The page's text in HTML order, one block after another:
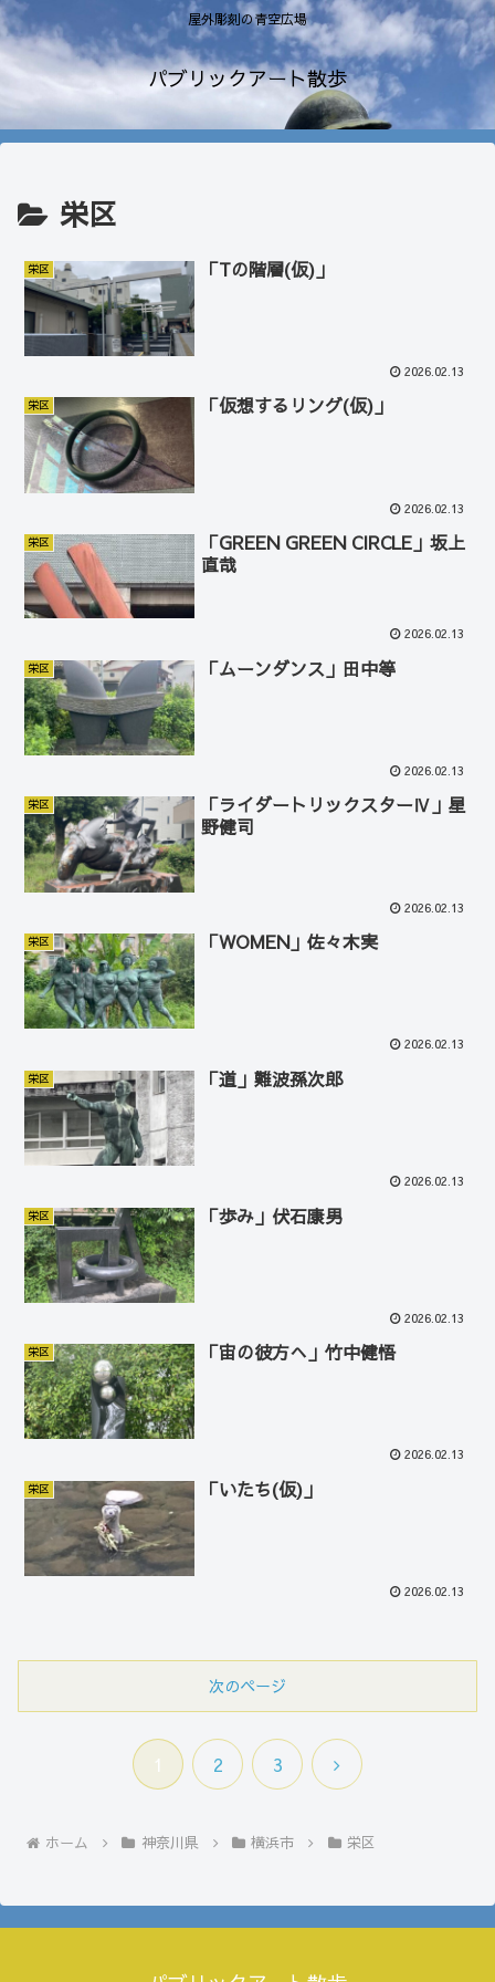
屋外彫刻の青空広場
パブリックアート散歩
栄区
栄区 「Tの階層(仮)」
2026.02.13
栄区 「仮想するリング(仮)」
2026.02.13
栄区
「GREEN GREEN CIRCLE」坂上
直哉
2026.02.13
栄区 「ムーンダンス」田中等
2026.02.13
栄区
「ライダートリックスターⅣ」星
野健司
2026.02.13
栄区 「WOMEN」佐々木実
2026.02.13
栄区 「道」難波孫次郎
2026.02.13
栄区 「歩み」伏石康男
2026.02.13
栄区 「宙の彼方へ」竹中健悟
2026.02.13
栄区 「いたち(仮)」
2026.02.13
次のページ
1 2 3
次
ホーム 神奈川県 横浜市 栄区